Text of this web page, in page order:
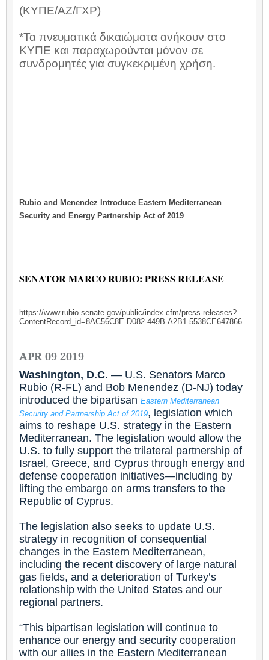
(ΚΥΠΕ/ΑΖ/ΓΧΡ)
*Τα πνευματικά δικαιώματα ανήκουν στο
ΚΥΠΕ και παραχωρούνται μόνον σε
συνδρομητές για συγκεκριμένη χρήση.
Rubio and Menendez Introduce Eastern Mediterranean
Security and Energy Partnership Act of 2019
SENATOR MARCO RUBIO: PRESS RELEASE
https://www.rubio.senate.gov/public/index.cfm/press-releases?
ContentRecord_id=8AC56C8E-D082-449B-A2B1-5538CE647866
APR 09 2019
Washington, D.C. — U.S. Senators Marco
Rubio (R-FL) and Bob Menendez (D-NJ) today
introduced the bipartisan Eastern Mediterranean
Security and Partnership Act of 2019, legislation which
aims to reshape U.S. strategy in the Eastern
Mediterranean. The legislation would allow the
U.S. to fully support the trilateral partnership of
Israel, Greece, and Cyprus through energy and
defense cooperation initiatives—including by
lifting the embargo on arms transfers to the
Republic of Cyprus.
The legislation also seeks to update U.S.
strategy in recognition of consequential
changes in the Eastern Mediterranean,
including the recent discovery of large natural
gas fields, and a deterioration of Turkey’s
relationship with the United States and our
regional partners.
“This bipartisan legislation will continue to
enhance our energy and security cooperation
with our allies in the Eastern Mediterranean